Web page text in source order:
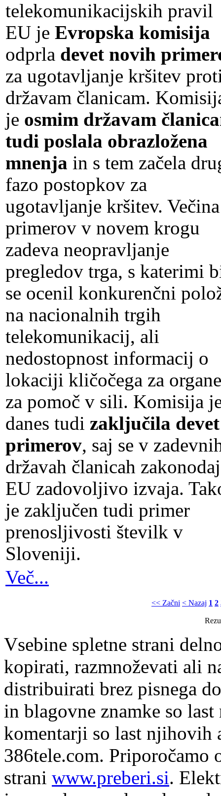
telekomunikacijskih pravil
EU je Evropska komisija
odprla devet novih
za ugotavljanje kršitev
državam članicam.
je osmim državam
tudi poslala obrazložena
mnenja in s tem začela
fazo postopkov za
ugotavljanje kršitev. Večina
primerov v novem krogu
zadeva neopravljanje
pregledov trga, s katerimi
se ocenil konkurenčni
na nacionalnih trgih
telekomunikacij, ali
nedostopnost informacij o
lokaciji kličočega za organe
za pomoč v sili. Komisija
danes tudi zaključila devet
primerov, saj se v
državah članicah
EU zadovoljivo izvaja.
je zaključen tudi primer
prenosljivosti številk v
Sloveniji.
Več...
<< Začni < Nazaj 1 2
Vsebine spletne strani
kopirati, razmnoževati ali
distribuirati brez pisnega
in blagovne znamke so
komentarji so last njihovih
386tele.com. Priporočamo
strani www.preberi.si.